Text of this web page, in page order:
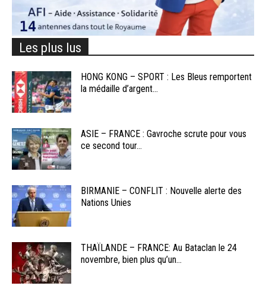
Les plus lus
HONG KONG – SPORT : Les Bleus remportent
la médaille d’argent...
ASIE – FRANCE : Gavroche scrute pour vous
ce second tour...
BIRMANIE – CONFLIT : Nouvelle alerte des
Nations Unies
THAÏLANDE – FRANCE: Au Bataclan le 24
novembre, bien plus qu’un...